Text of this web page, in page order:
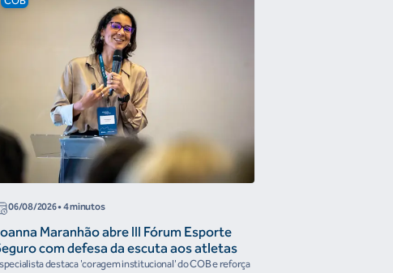
06/08/2026• 4 minutos
Maranhão abre III Fórum Esporte
com defesa da escuta aos atletas
destaca 'coragem institucional' do COB e reforça